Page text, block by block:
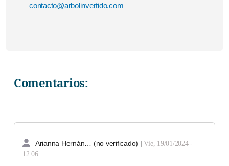
contacto@arbolinvertido.com
Comentarios:
Arianna Hernán… (no verificado) |Vie, 19/01/2024 -
12:06